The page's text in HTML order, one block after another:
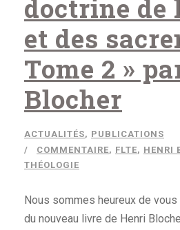
doctrine de
et des
Tome 2 »
Blocher
ACTUALITÉS, PUBLICATIONS
COMMENTAIRE, FLTE, HENRI
THÉOLOGIE
Nous sommes heureux de vous
du nouveau livre de Henri